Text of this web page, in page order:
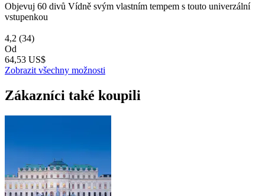
Objevuj 60 divů Vídně svým vlastním tempem s touto univerzální
vstupenkou
4,2 (34)
Od
64,53 US$
Zobrazit všechny možnosti
Zákazníci také koupili